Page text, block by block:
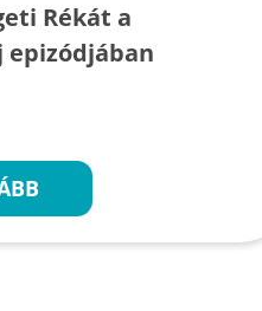
Rékát a
epizódjában